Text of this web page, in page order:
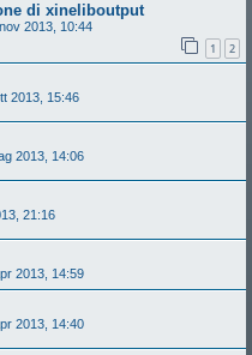
di xineliboutput
2013, 10:44
1 2
2013, 15:46
2013, 14:06
21:16
2013, 14:59
2013, 14:40